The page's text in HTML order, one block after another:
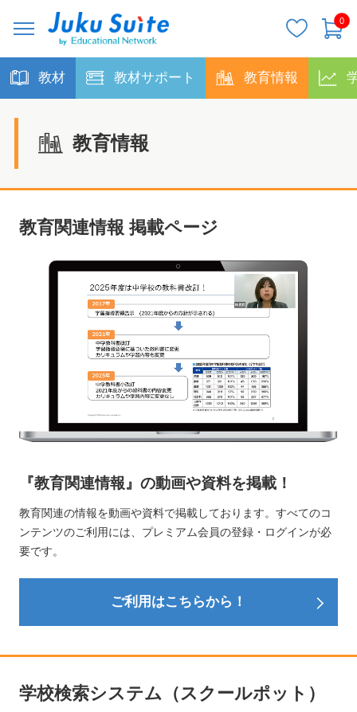
0
教材 教材サポート 教育情報
教育情報
教育関連情報 掲載ページ
『教育関連情報』の動画や資料を掲載！
教育関連の情報を動画や資料で掲載しております。すべてのコ
ンテンツのご利用には、プレミアム会員の登録・ログインが必
要です。
ご利用はこちらから！
学校検索システム（スクールポット）